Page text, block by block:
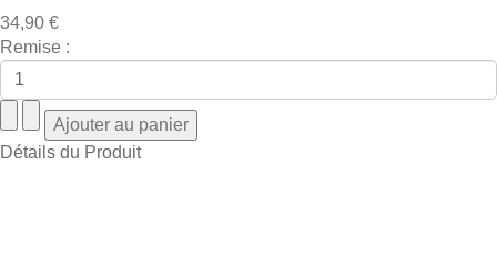
34,90 €
Remise :
Détails du Produit